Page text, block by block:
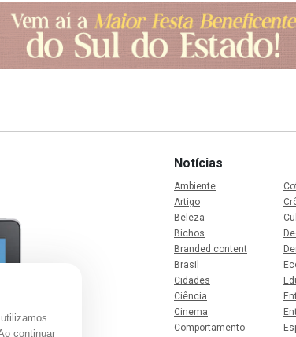
Notícias
Ambiente
Artigo
Beleza
Bichos
Branded content
Brasil
Cidades
Ciência
Cinema
Comportamento
continuar